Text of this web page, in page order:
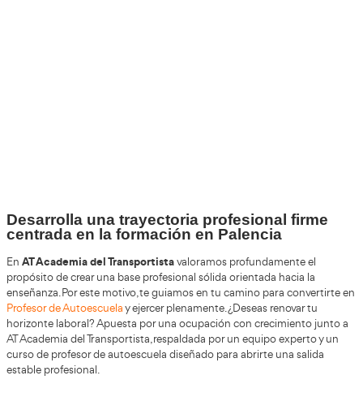
Alumnos Formados
100%
Inserción Laboral